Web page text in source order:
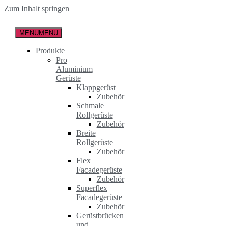
Zum Inhalt springen
MENUMENU
Produkte
Pro
Aluminium
Gerüste
Klappgerüst
Zubehör
Schmale
Rollgerüste
Zubehör
Breite
Rollgerüste
Zubehör
Flex
Facadegerüste
Zubehör
Superflex
Facadegerüste
Zubehör
Gerüstbrücken